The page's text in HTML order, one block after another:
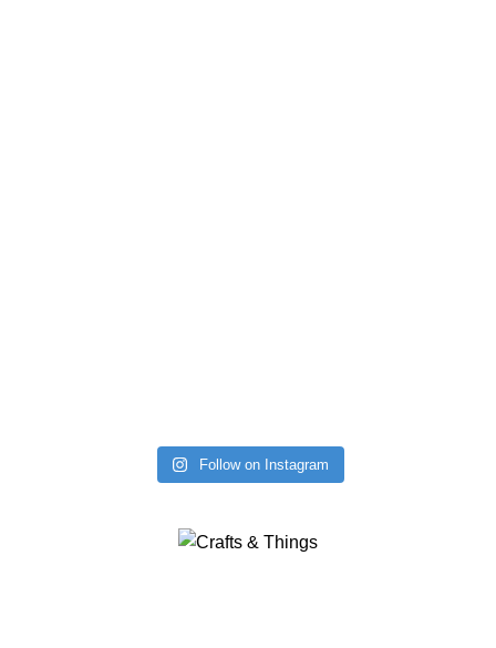
Follow on Instagram